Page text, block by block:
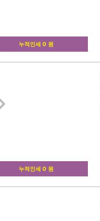
누적인세 0 원
누적인세 0 원